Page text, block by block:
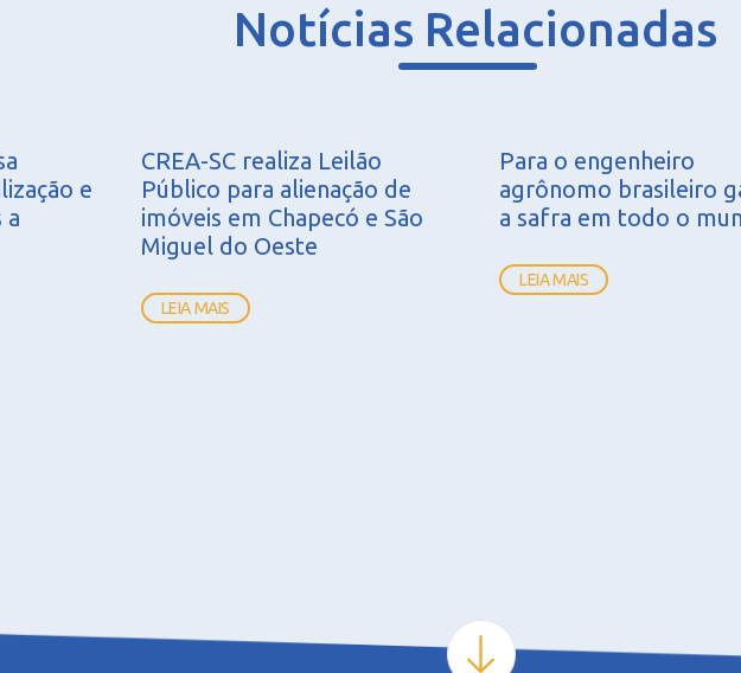
Notícias Relacionadas
e
a
CREA-SC realiza Leilão
Público para alienação de
imóveis em Chapecó e São
Miguel do Oeste
LEIA MAIS
Para o engenheiro
agrônomo brasileiro
a safra em todo o
LEIA MAIS